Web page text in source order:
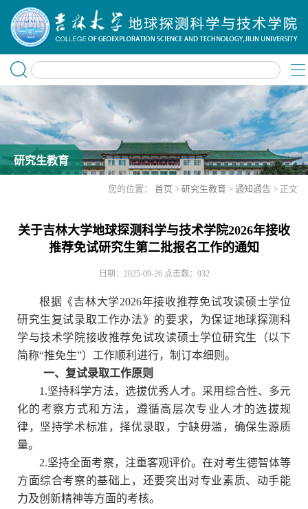
研究生教育
您的位置： 首页 > 研究生教育 > 通知通告 > 正文
关于吉林大学地球探测科学与技术学院2026年接收
推荐免试研究生第二批报名工作的通知
日期：2025-09-26 点击数： 932
根据《吉林大学2026年接收推荐免试攻读硕士学位
研究生复试录取工作办法》的要求，为保证地球探测科
学与技术学院接收推荐免试攻读硕士学位研究生（以下
简称“推免生”）工作顺利进行，制订本细则。
一、复试录取工作原则
1.坚持科学方法，选拔优秀人才。采用综合性、多元
化的考察方式和方法，遵循高层次专业人才的选拔规
律，坚持学术标准，择优录取，宁缺毋滥，确保生源质
量。
2.坚持全面考察，注重客观评价。在对考生德智体等
方面综合考察的基础上，还要突出对专业素质、动手能
力及创新精神等方面的考核。